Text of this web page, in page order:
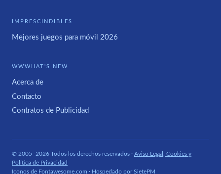
IMPRESCINDIBLES
Mejores juegos para móvil 2026
WWWHAT'S NEW
Acerca de
Contacto
Contratos de Publicidad
© 2005–2026 Todos los derechos reservados · Aviso Legal, Cookies y
Política de Privacidad
Iconos de Fontawesome.com · Hospedado porSietePM